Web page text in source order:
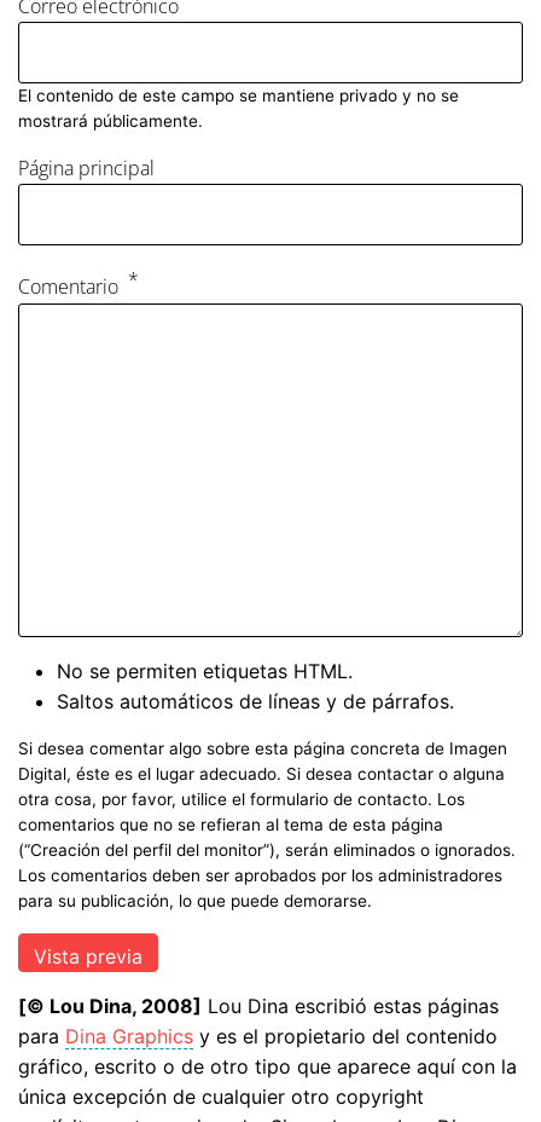
Correo electrónico
El contenido de este campo se mantiene privado y no se
mostrará públicamente.
Página principal
Comentario
No se permiten etiquetas HTML.
Saltos automáticos de líneas y de párrafos.
Si desea comentar algo sobre esta página concreta de Imagen
Digital, éste es el lugar adecuado. Si desea contactar o alguna
otra cosa, por favor, utilice el formulario de contacto. Los
comentarios que no se refieran al tema de esta página
(“Creación del perfil del monitor”), serán eliminados o ignorados.
Los comentarios deben ser aprobados por los administradores
para su publicación, lo que puede demorarse.
[© Lou Dina, 2008] Lou Dina escribió estas páginas
para Dina Graphics y es el propietario del contenido
gráfico, escrito o de otro tipo que aparece aquí con la
única excepción de cualquier otro copyright